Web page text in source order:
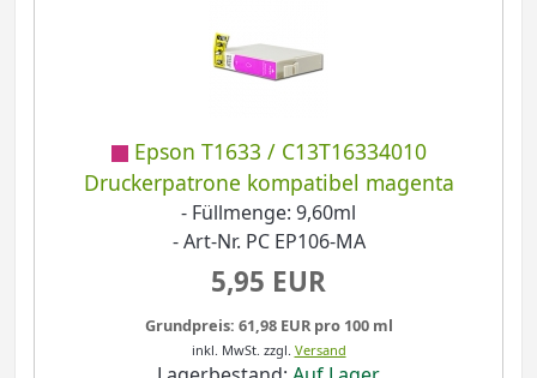
Epson T1633 / C13T16334010
Druckerpatrone kompatibel magenta
- Füllmenge: 9,60ml
- Art-Nr. PC EP106-MA
5,95 EUR
Grundpreis: 61,98 EUR pro 100 ml
inkl. MwSt. zzgl. Versand